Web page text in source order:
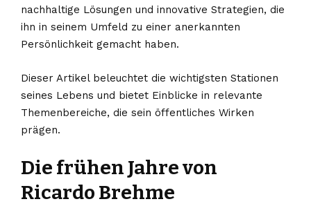
nachhaltige Lösungen und innovative Strategien, die
ihn in seinem Umfeld zu einer anerkannten
Persönlichkeit gemacht haben.
Dieser Artikel beleuchtet die wichtigsten Stationen
seines Lebens und bietet Einblicke in relevante
Themenbereiche, die sein öffentliches Wirken
prägen.
Die frühen Jahre von
Ricardo Brehme